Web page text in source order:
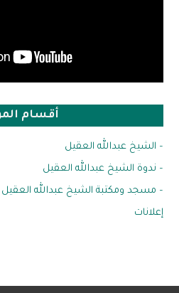
أقسام
– الشيخ عبدالله العقيل
– ندوة الشيخ عبدالله العقيل
– مسجد ومكتبة الشيخ عبدالله العقيل
إعلانات